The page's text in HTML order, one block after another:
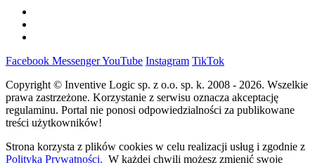
Facebook MessengerYouTube Instagram TikTok
Copyright © Inventive Logic sp. z o.o. sp. k. 2008 - 2026. Wszelkie
prawa zastrzeżone. Korzystanie z serwisu oznacza akceptację
regulaminu. Portal nie ponosi odpowiedzialności za publikowane
treści użytkowników!
Strona korzysta z plików cookies w celu realizacji usług i zgodnie z
Polityką Prywatności. W każdej chwili możesz zmienić swoje